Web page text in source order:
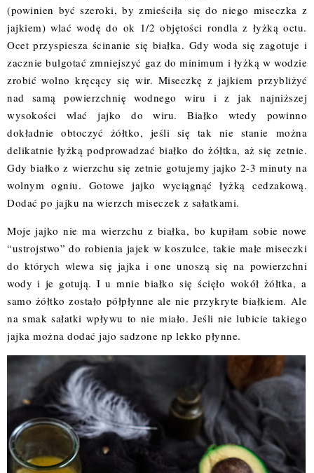
(powinien być szeroki, by zmieściła się do niego miseczka z
jajkiem) wlać wodę do ok 1/2 objętości rondla z łyżką octu.
Ocet przyspiesza ścinanie się białka. Gdy woda się zagotuje i
zacznie bulgotać zmniejszyć gaz do minimum i łyżką w wodzie
zrobić wolno kręcący się wir. Miseczkę z jajkiem przybliżyć
nad samą powierzchnię wodnego wiru i z jak najniższej
wysokości wlać jajko do wiru. Białko wtedy powinno
dokładnie obtoczyć żółtko, jeśli się tak nie stanie można
delikatnie łyżką podprowadzać białko do żółtka, aż się zetnie.
Gdy białko z wierzchu się zetnie gotujemy jajko 2-3 minuty na
wolnym ogniu. Gotowe jajko wyciągnąć łyżką cedzakową.
Dodać po jajku na wierzch miseczek z sałatkami.
Moje jajko nie ma wierzchu z białka, bo kupiłam sobie nowe
“ustrojstwo” do robienia jajek w koszulce, takie małe miseczki
do których wlewa się jajka i one unoszą się na powierzchni
wody i je gotują. I u mnie białko się ścięło wokół żółtka, a
samo żółtko zostało półpłynne ale nie przykryte białkiem. Ale
na smak sałatki wpływu to nie miało. Jeśli nie lubicie takiego
jajka można dodać jajo sadzone np lekko płynne.